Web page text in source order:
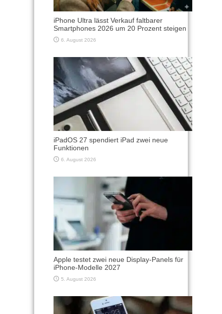
iPhone Ultra lässt Verkauf faltbarer
Smartphones 2026 um 20 Prozent steigen
6. August 2026
iPadOS 27 spendiert iPad zwei neue
Funktionen
6. August 2026
Apple testet zwei neue Display-Panels für
iPhone-Modelle 2027
5. August 2026